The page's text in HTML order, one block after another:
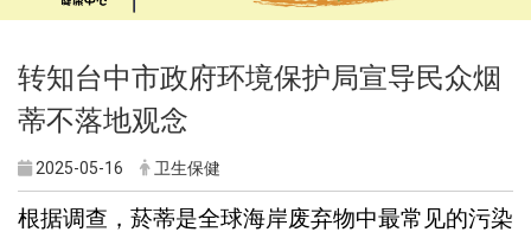
转知台中市政府环境保护局宣导民众烟
蒂不落地观念
2025-05-16 卫生保健
根据调查，菸蒂是全球海岸废弃物中最常见的污染